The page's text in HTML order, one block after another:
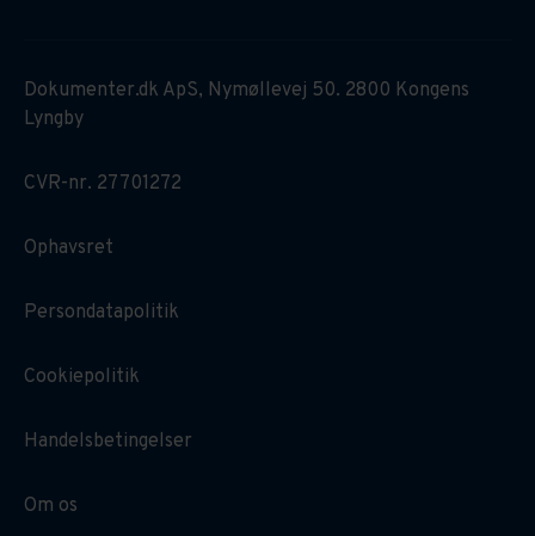
Dokumenter.dk ApS, Nymøllevej 50. 2800 Kongens
Lyngby
CVR-nr. 27701272
Ophavsret
Persondatapolitik
Cookiepolitik
Handelsbetingelser
Om os